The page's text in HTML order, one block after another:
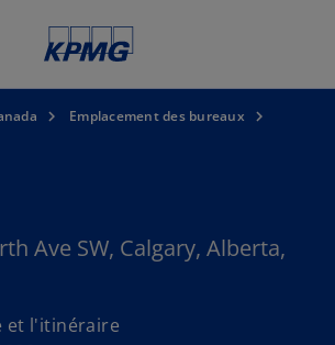
Emplacement des bureaux
Ave SW, Calgary, Alberta,
et l'itinéraire